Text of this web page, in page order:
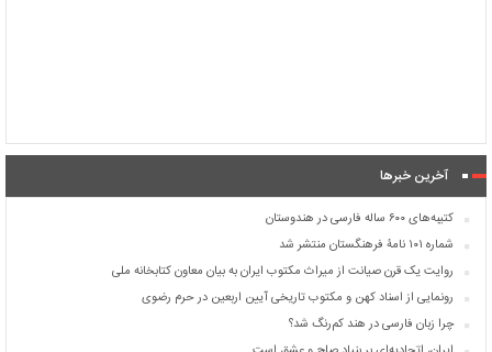
آخرین خبرها
کتیبه‌های ۶۰۰ ساله فارسی در هندوستان
شماره ۱۰۱ نامۀ فرهنگستان منتشر شد
روایت یک قرن صیانت از میراث مکتوب ایران به بیان معاون کتابخانه ملی
رونمایی از اسناد کهن و مکتوب تاریخی آیین اربعین در حرم رضوی
چرا زبان فارسی در هند کم‌رنگ شد؟